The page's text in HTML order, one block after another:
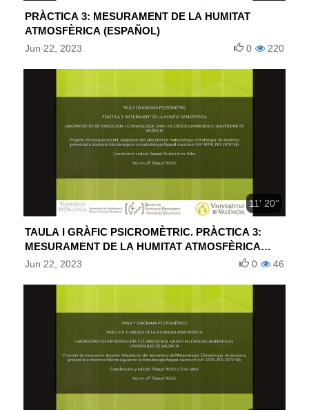
PRÀCTICA 3: MESURAMENT DE LA HUMITAT
ATMOSFÈRICA (ESPAÑOL)
Jun 22, 2023 220
0
11' 20''
TAULA I GRÀFIC PSICROMÈTRIC. PRÀCTICA 3:
MESURAMENT DE LA HUMITAT ATMOSFÈRICA
(VALENCIÀ)
Jun 22, 2023 46
0